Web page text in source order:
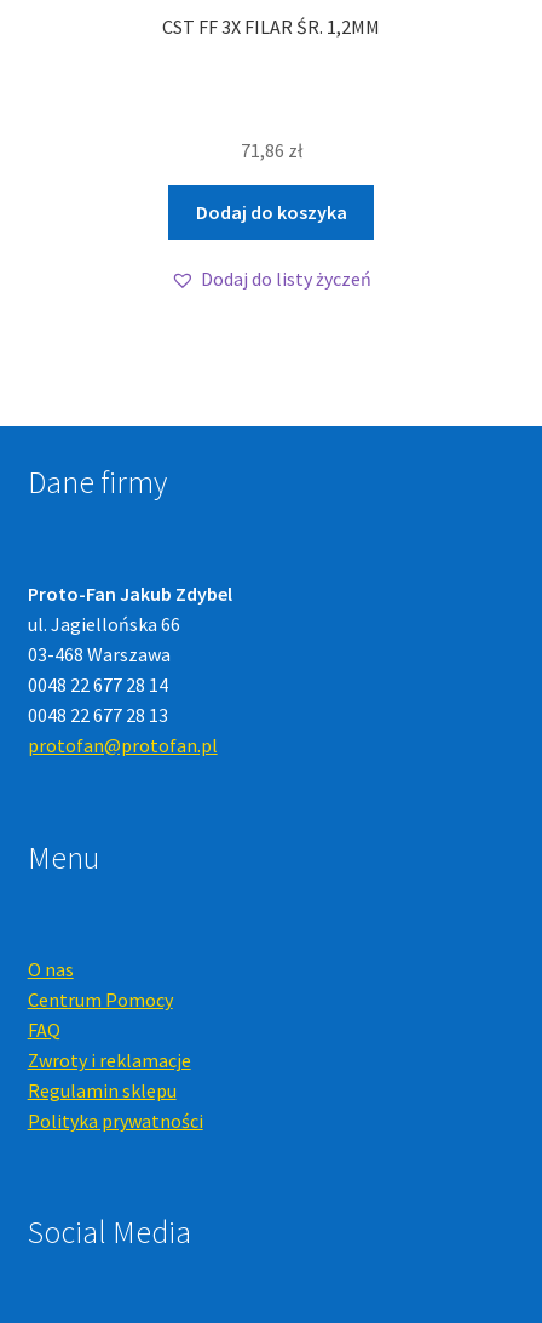
CST FF 3X FILAR ŚR. 1,2MM
71,86 zł
Dodaj do koszyka
Dodaj do listy życzeń
Dane firmy
Proto-Fan Jakub Zdybel
ul. Jagiellońska 66
03-468 Warszawa
0048 22 677 28 14
0048 22 677 28 13
protofan@protofan.pl
Menu
O nas
Centrum Pomocy
FAQ
Zwroty i reklamacje
Regulamin sklepu
Polityka prywatności
Social Media